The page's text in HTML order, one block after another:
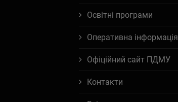
Освітні програми
Оперативна інформація
Офіційний сайт ПДМУ
Контакти